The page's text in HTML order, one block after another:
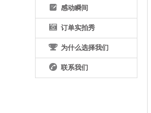
感动瞬间
订单实拍秀
为什么选择我们
联系我们